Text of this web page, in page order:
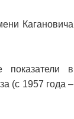
Кагановича
в
(с 1957 года –